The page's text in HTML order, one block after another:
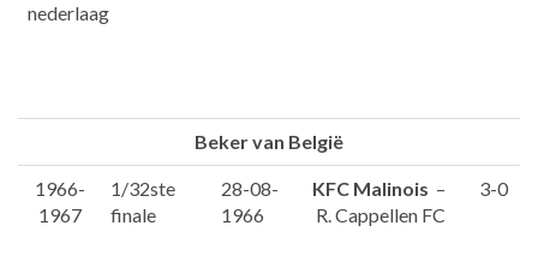
nederlaag
Beker van België
1966-
1967
1/32ste
finale
28-08-
1966
KFC Malinois –
R. Cappellen FC
3-0